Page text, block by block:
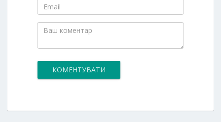
КОМЕНТУВАТИ